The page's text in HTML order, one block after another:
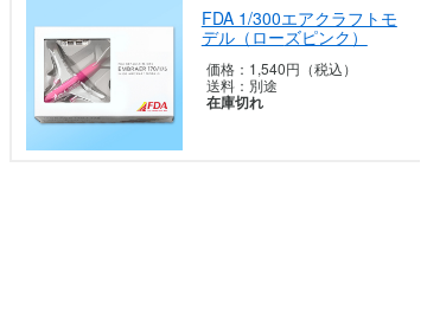
FDA 1/300エアクラフトモ
デル（ローズピンク）
価格： 1,540円（税込）
送料： 別途
在庫切れ